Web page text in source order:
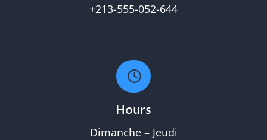
+213-555-052-644
Hours
Dimanche – Jeudi